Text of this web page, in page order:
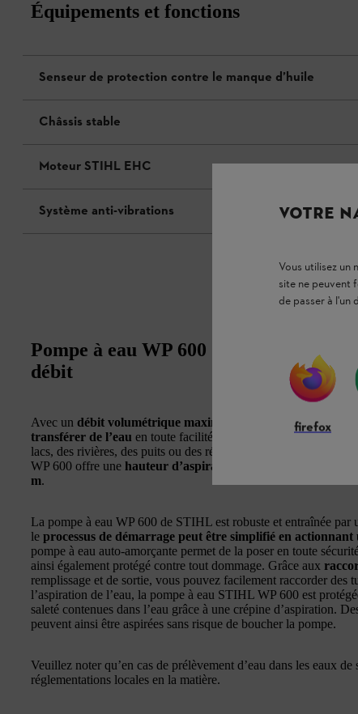
Équipements et fonctions
Senseur de protection contre le manque d’huile
Châssis stable
Moteur STIHL EHC
Système anti-vibrations
Pompe à eau WP 600 : pour le
débit
Avec un débit volumétrique maximal de 1050 litres/min.
, la
transférer de l’eau en toute facilité. Ainsi, dans l’agriculture,
lacs, des rivières, des puits ou des réservoirs ou encore
WP 600 offre une hauteur d’aspiration maximale de 7 m
m.
La pompe à eau WP 600 de STIHL est robuste et entraînée
le processus de démarrage peut être simplifié en actionnant
pompe à eau auto-amorçante permet de la poser en toute
ainsi également protégé contre tout dommage. Grâce aux
remplissage et de sortie, vous pouvez facilement raccorder des
l’aspiration de l’eau, la pompe à eau STIHL WP 600 est
saleté contenues dans l’eau grâce à une crépine d’aspiration.
peuvent ainsi être aspirées sans risque de boucher la pompe.
Veuillez noter qu’en cas de prélèvement d’eau dans les eaux
réglementations locales en la matière.
VOTRE
Vous utilisez un
site ne peuvent
de passer à l'un
firefox